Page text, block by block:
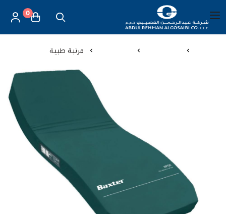
شركة عبد الرحمن القصيبي للتجارة العامة
0 العربية
أجهزة قياس الحرارة
أجهزة إستنشاق البخار
مرتبة طبية